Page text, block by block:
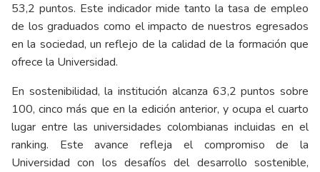
53,2 puntos. Este indicador mide tanto la tasa de empleo
de los graduados como el impacto de nuestros egresados
en la sociedad, un reflejo de la calidad de la formación que
ofrece la Universidad.
En sostenibilidad, la institución alcanza 63,2 puntos sobre
100, cinco más que en la edición anterior, y ocupa el cuarto
lugar entre las universidades colombianas incluidas en el
ranking. Este avance refleja el compromiso de la
Universidad con los desafíos del desarrollo sostenible,